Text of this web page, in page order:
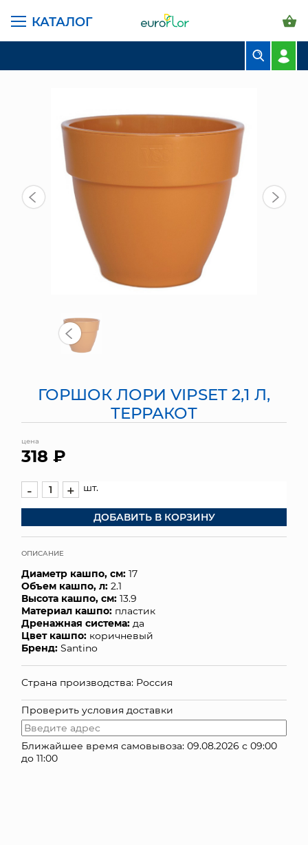
КАТАЛОГ
ЦВЕТЫ В ПАЧКАХ
ПРЕДМЕТЫ ИНТЕРЬЕРА
ЯЩИКИ
СУНДУКИ
ПОДАРОЧНЫЕ КАРТЫ
ОПТОВЫМ КЛИЕНТАМ
ДОСТАВКА И ОПЛАТА
КОНТАКТЫ
ГЛАВНАЯ СТРАНИЦА КАТАЛОГ
ГОРШКИ И КАШПО
ГОРШОК ЛОРИ VIPSET 2,1 Л,
ТЕРРАКОТ
цена
318 ₽
- + шт.
ДОБАВИТЬ В КОРЗИНУ
ОПИСАНИЕ
Диаметр кашпо, см: 17
Объем кашпо, л: 2.1
Высота кашпо, см: 13.9
Материал кашпо: пластик
Дренажная система: да
Цвет кашпо: коричневый
Бренд: Santino
Страна производства: Россия
Проверить условия доставки
Ближайшее время самовывоза: 09.08.2026 с 09:00
до 11:00